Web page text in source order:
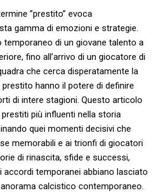
​”prestito” evoca⁣
gamma di emozioni e strategie.‍
temporaneo di un giovane talento a‌
fino all’arrivo di un giocatore ‍di
⁣che cerca‍ disperatamente ⁤la
hanno​ il ⁢potere di definire
di ​intere stagioni. Questo articolo
più influenti⁣ nella storia
quei⁤ momenti​ decisivi che
memorabili e ⁢ai trionfi di giocatori‍
di⁢ rinascita, sfide ⁣e successi,
temporanei abbiano lasciato
calcistico contemporaneo.